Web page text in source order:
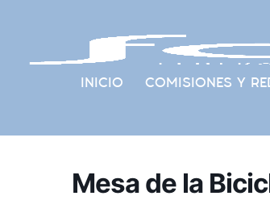
INICIO COMISIONES Y
Mesa de la